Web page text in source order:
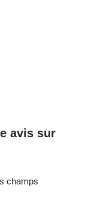
avis sur
champs